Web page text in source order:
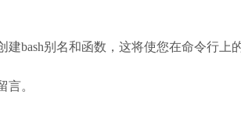
bash别名和函数，这将使您在命令行上
言。